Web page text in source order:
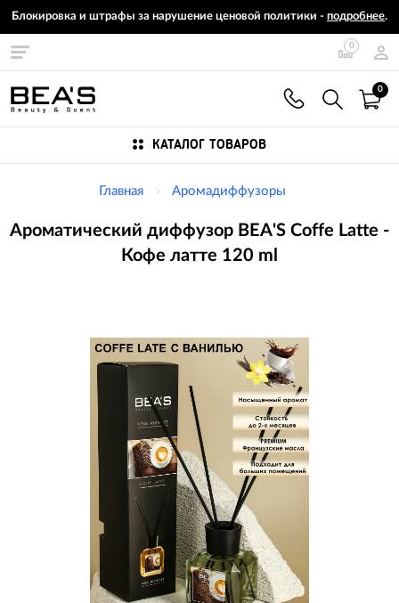
Блокировка и штрафы за нарушение ценовой политики - подробнее.
0
0
КАТАЛОГ ТОВАРОВ
Главная Аромадиффузоры
Ароматический диффузор BEA'S Coffe Latte -
Кофе латте 120 ml